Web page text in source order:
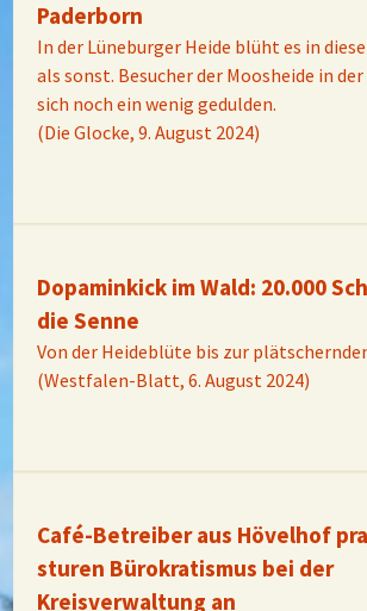
Paderborn
In der Lüneburger Heide blüht es in
als sonst. Besucher der Moosheide in
sich noch ein wenig gedulden.
(Die Glocke, 9. August 2024)
Dopaminkick im Wald: 20.000
die Senne
Von der Heideblüte bis zur
(Westfalen-Blatt, 6. August 2024)
Café-Betreiber aus Hövelhof
sturen Bürokratismus bei der
Kreisverwaltung an